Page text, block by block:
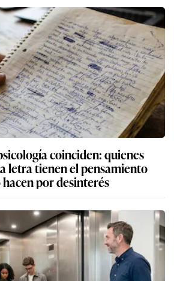
coinciden: quienes
letra tienen el pensamiento
por desinterés